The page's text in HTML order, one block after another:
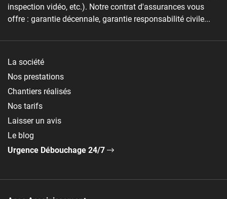
inspection vidéo, etc.). Notre contrat d'assurances vous
offre : garantie décennale, garantie responsabilité civile...
La société
Nos prestations
Chantiers réalisés
Nos tarifs
Laisser un avis
Le blog
Urgence Débouchage 24/7